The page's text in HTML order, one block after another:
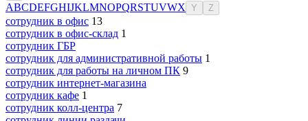
ABCDEFGHIJKLMNOPQRSTUVWX Y Z
сотрудник в офис 13
сотрудник в офис-склад 1
сотрудник ГБР
сотрудник для административной работы 1
сотрудник для работы на личном ПК 9
сотрудник интернет-магазина
сотрудник кафе 1
сотрудник колл-центра 7